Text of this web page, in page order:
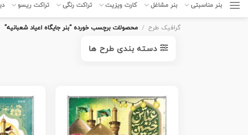
بنر مناسبتی بنر مشاغل کارت ویزیت تراکت رنگی تراکت ریسو
گرافیک طرح / محصولات برچسب خورده “بنر جایگاه اعیاد شعبانیه”
دسته بندی طرح ها